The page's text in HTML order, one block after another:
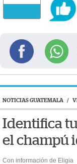
NOTICIAS GUATEMALA /
Identifica
el champú
Con información de Eligia